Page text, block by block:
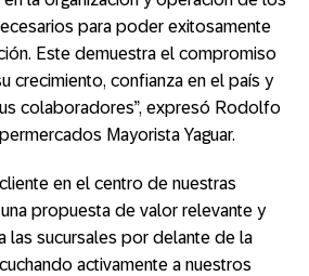
para poder exitosamente
Este demuestra el compromiso
crecimiento, confianza en el país y
colaboradores”, expresó Rodolfo
Mayorista Yaguar.
en el centro de nuestras
propuesta de valor relevante y
las sucursales por delante de la
activamente a nuestros